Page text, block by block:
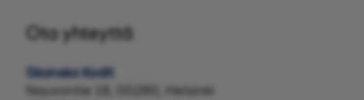
Ota yhteyttä
Skanska Kodit
Nauvontie 18, 00280, Helsinki